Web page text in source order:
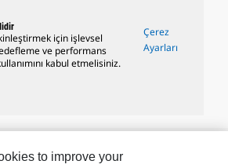
için işlevsel
ve performans
kabul etmelisiniz.
Çerez
Ayarları
to improve your